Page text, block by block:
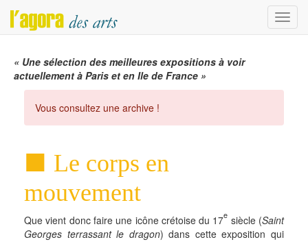
Menu
« Une sélection des meilleures expositions à voir
actuellement à Paris et en Ile de France »
Vous consultez une archive !
Le corps en
mouvement
Que vient donc faire une icône crétoise du 17e siècle (Saint
Georges terrassant le dragon) dans cette exposition qui